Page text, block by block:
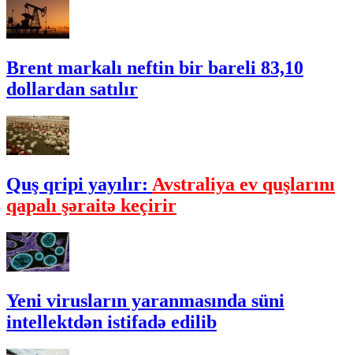
Brent markalı neftin bir bareli 83,10
dollardan satılır
Quş qripi yayılır: Avstraliya ev quşlarını
qapalı şəraitə keçirir
Yeni virusların yaranmasında süni
intellektdən istifadə edilib